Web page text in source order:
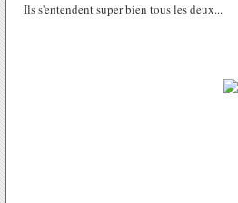
Ils s'entendent super bien tous les deux...